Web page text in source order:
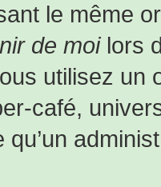
le même
de moilors
utilisez un
café,
qu’un